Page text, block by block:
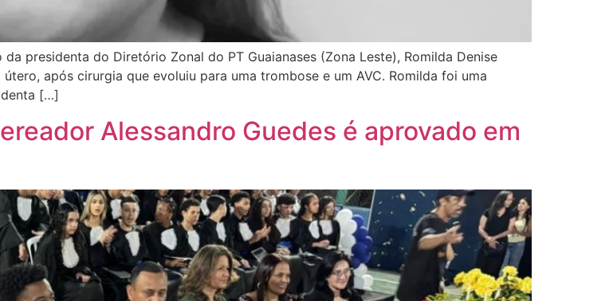
presidenta do Diretório Zonal do PT Guaianases (Zona Leste), Romilda Denise
após cirurgia que evoluiu para uma trombose e um AVC. Romilda foi uma
[…]
Alessandro Guedes é aprovado em